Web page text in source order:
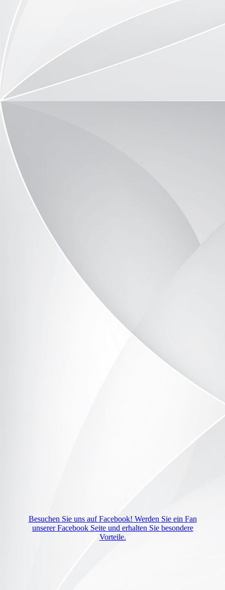
Besuchen Sie uns auf Facebook! Werden Sie ein Fan
unserer Facebook Seite und erhalten Sie besondere
Vorteile.